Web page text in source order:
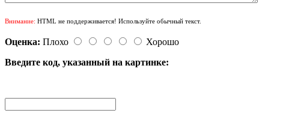
Внимание: HTML не поддерживается! Используйте обычный текст.
Оценка: Плохо
Хорошо
Введите код, указанный на картинке: